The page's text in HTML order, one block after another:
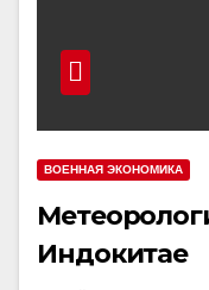
ВОЕННАЯ ЭКОНОМИКА
Индокитае